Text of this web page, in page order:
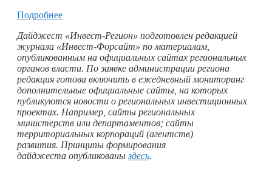
Подробнее
Дайджест «Инвест-Регион» подготовлен редакцией
журнала «Инвест-Форсайт» по материалам,
опубликованным на официальных сайтах региональных
органов власти. По заявке администрации региона
редакция готова включить в ежедневный мониторинг
дополнительные официальные сайты, на которых
публикуются новости о региональных инвестиционных
проектах. Например, сайты региональных
министерств или департаментов; сайты
территориальных корпораций (агентств)
развития. Принципы формирования
дайджеста опубликованы здесь.